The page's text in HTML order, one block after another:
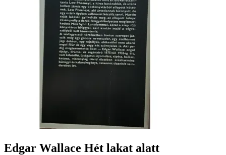
Edgar Wallace Hét lakat alatt